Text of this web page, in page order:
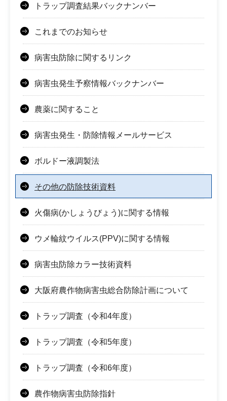
トラップ調査結果バックナンバー
これまでのお知らせ
病害虫防除に関するリンク
病害虫発生予察情報バックナンバー
農薬に関すること
病害虫発生・防除情報メールサービス
ボルドー液調製法
その他の防除技術資料
火傷病(かしょうびょう)に関する情報
ウメ輪紋ウイルス(PPV)に関する情報
病害虫防除カラー技術資料
大阪府農作物病害虫総合防除計画について
トラップ調査（令和4年度）
トラップ調査（令和5年度）
トラップ調査（令和6年度）
農作物病害虫防除指針